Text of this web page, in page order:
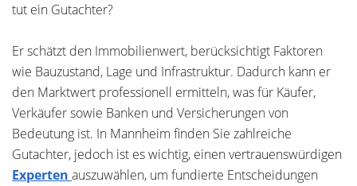
tut ein Gutachter?
Er schätzt den Immobilienwert, berücksichtigt Faktoren
wie Bauzustand, Lage und Infrastruktur. Dadurch kann er
den Marktwert professionell ermitteln, was für Käufer,
Verkäufer sowie Banken und Versicherungen von
Bedeutung ist. In Mannheim finden Sie zahlreiche
Gutachter, jedoch ist es wichtig, einen vertrauenswürdigen
Experten auszuwählen, um fundierte Entscheidungen